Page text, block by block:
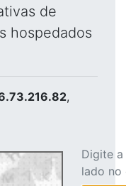
de
hospedados
,
Digite
lado no